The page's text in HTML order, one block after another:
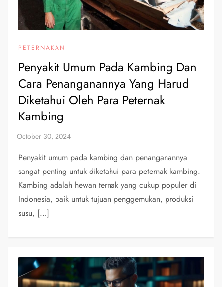
PETERNAKAN
Penyakit Umum Pada Kambing Dan
Cara Penanganannya Yang Harud
Diketahui Oleh Para Peternak
Kambing
Penyakit umum pada kambing dan penanganannya
sangat penting untuk diketahui para peternak kambing.
Kambing adalah hewan ternak yang cukup populer di
Indonesia, baik untuk tujuan penggemukan, produksi
susu, […]